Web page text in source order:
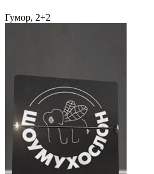
Гумор, 2+2